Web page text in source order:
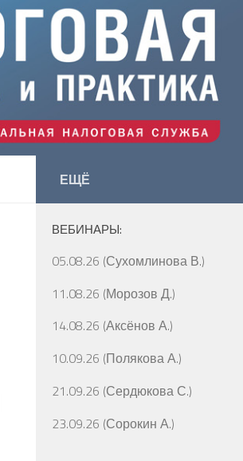
ЕЩЁ
ВЕБИНАРЫ:
05.08.26 (Сухомлинова В.)
11.08.26 (Морозов Д.)
14.08.26 (Аксёнов А.)
10.09.26 (Полякова А.)
21.09.26 (Сердюкова С.)
23.09.26 (Сорокин А.)